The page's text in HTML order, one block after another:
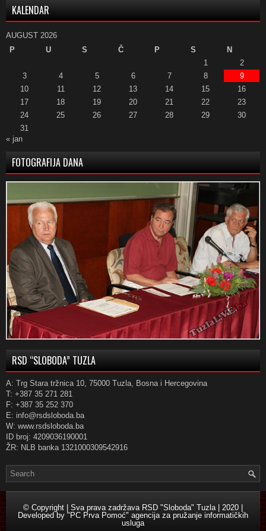
KALENDAR
AUGUST 2026
P
U S Č P S
N
1
2
3
4 5 6 7 8
9
10
11 12 13 14 15
16
17
18 19 20 21 22
23
24
25 26 27 28 29
30
31
« jan
FOTOGRAFIJA DANA
RSD “SLOBODA” TUZLA
A: Trg Stara tržnica 10, 75000 Tuzla, Bosna i Hercegovina
T: +387 35 271 281
F: +387 35 252 370
E: info@rsdsloboda.ba
W: www.rsdsloboda.ba
ID broj: 4209036190001
ŽR: NLB banka 1321000309542916
© Copyright | Sva prava zadržava RSD "Sloboda" Tuzla | 2020 |
Developed by "PC Prva Pomoć" agencija za pružanje informatičkih
usluga